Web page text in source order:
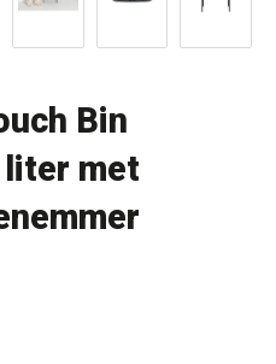
Bin
met